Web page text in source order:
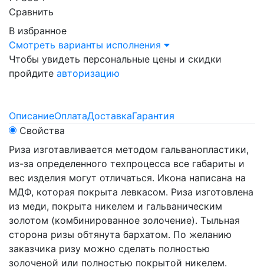
Сравнить
В избранное
Смотреть варианты исполнения
Чтобы увидеть персональные цены и скидки
пройдите авторизацию
ОписаниеОплатаДоставкаГарантия
Свойства
Риза изготавливается методом гальванопластики,
из-за определенного техпроцесса все габариты и
вес изделия могут отличаться. Икона написана на
МДФ, которая покрыта левкасом. Риза изготовлена
из меди, покрыта никелем и гальваническим
золотом (комбинированное золочение). Тыльная
сторона ризы обтянута бархатом. По желанию
заказчика ризу можно сделать полностью
золоченой или полностью покрытой никелем.